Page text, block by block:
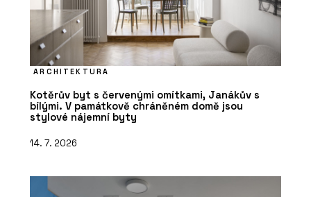
ARCHITEKTURA
Kotěrův byt s červenými omítkami, Janákův s
bílými. V památkově chráněném domě jsou
stylové nájemní byty
14. 7. 2026